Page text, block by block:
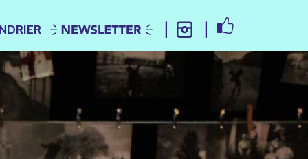
NEWSLETTER INSTAGRAMFACEBOOK